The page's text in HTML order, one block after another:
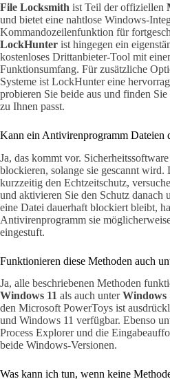
File Locksmith ist Teil der offiziellen
und bietet eine nahtlose Windows-
Kommandozeilenfunktion für
LockHunter ist hingegen ein
kostenloses Drittanbieter-Tool mit
Funktionsumfang. Für zusätzliche
Systeme ist LockHunter eine
probieren Sie beide aus und finden Sie
zu Ihnen passt.
Kann ein Antivirenprogramm Dateien
Ja, das kommt vor.
blockieren, solange sie gescannt wird.
kurzzeitig den Echtzeitschutz,
und aktivieren Sie den Schutz danach
eine Datei dauerhaft blockiert bleibt,
Antivirenprogramm sie
eingestuft.
Funktionieren diese Methoden auch
Ja, alle beschriebenen Methoden
Windows 11 als auch unterWindows
den Microsoft PowerToys ist
und Windows 11 verfügbar. Ebenso
Process Explorer und die
beide Windows-Versionen.
Was kann ich tun, wenn keine